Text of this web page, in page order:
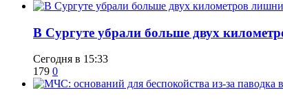
​В Сургуте убрали больше двух
Сегодня в 15:33
179 0